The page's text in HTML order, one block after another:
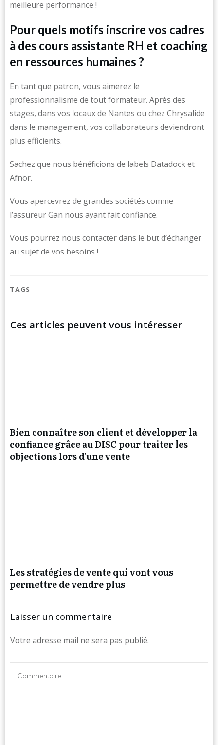
meilleure performance !
Pour quels motifs inscrire vos cadres
à des cours assistante RH et coaching
en ressources humaines ?
En tant que patron, vous aimerez le
professionnalisme de tout formateur. Après des
stages, dans vos locaux de Nantes ou chez Chrysalide
dans le management, vos collaborateurs deviendront
plus efficients.
Sachez que nous bénéficions de labels Datadock et
Afnor.
Vous apercevrez de grandes sociétés comme
l’assureur Gan nous ayant fait confiance.
Vous pourrez nous contacter dans le but d’échanger
au sujet de vos besoins !
TAGS
Ces articles peuvent vous intéresser
Bien connaître son client et développer la
confiance grâce au DISC pour traiter les
objections lors d’une vente
Les stratégies de vente qui vont vous
permettre de vendre plus
Laisser un commentaire
Votre adresse mail ne sera pas publié.